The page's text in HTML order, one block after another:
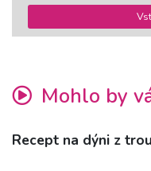
Mohlo by
Recept na dýni z